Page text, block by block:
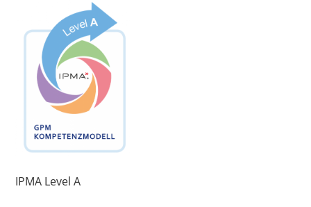
IPMA Level A